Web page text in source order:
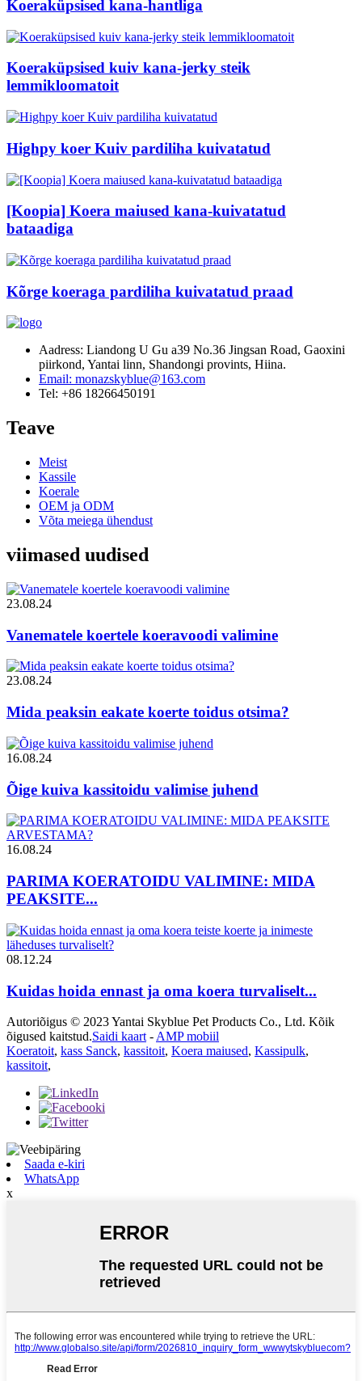
Koeraküpsised kana-hantliga
Koeraküpsised kuiv kana-jerky steik
lemmikloomatoit
Highpy koer Kuiv pardiliha kuivatatud
[Koopia] Koera maiused kana-kuivatatud
bataadiga
Kõrge koeraga pardiliha kuivatatud praad
Aadress: Liandong U Gu a39 No.36 Jingsan Road, Gaoxini
piirkond, Yantai linn, Shandongi provints, Hiina.
Email: monazskyblue@163.com
Tel: +86 18266450191
Teave
Meist
Kassile
Koerale
OEM ja ODM
Võta meiega ühendust
viimased uudised
23.08.24
Vanematele koertele koeravoodi valimine
23.08.24
Mida peaksin eakate koerte toidus otsima?
16.08.24
Õige kuiva kassitoidu valimise juhend
16.08.24
PARIMA KOERATOIDU VALIMINE: MIDA
PEAKSITE...
08.12.24
Kuidas hoida ennast ja oma koera turvaliselt...
Autoriõigus © 2023 Yantai Skyblue Pet Products Co., Ltd. Kõik
õigused kaitstud.Saidi kaart - AMP mobiil
Koeratoit, kass Sanck, kassitoit, Koera maiused, Kassipulk,
kassitoit,
Saada e-kiri
WhatsApp
x